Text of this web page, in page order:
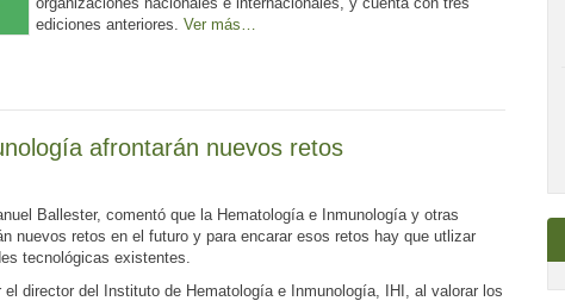
ediciones anteriores. Ver más…
afrontarán nuevos retos
Ballester, comentó que la Hematología e Inmunología y otras
nuevos retos en el futuro y para encarar esos retos hay que utlizar
tecnológicas existentes.
el director del Instituto de Hematología e Inmunología, IHI, al valorar los